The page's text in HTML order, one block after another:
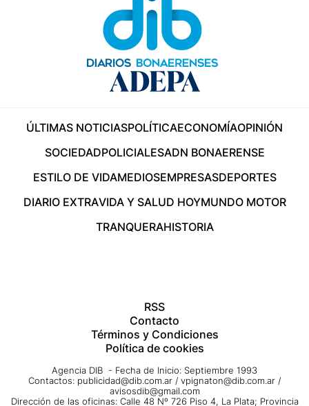
ÚLTIMAS NOTICIASPOLÍTICAECONOMÍAOPINIÓN
SOCIEDADPOLICIALESADN BONAERENSE
ESTILO DE VIDAMEDIOSEMPRESASDEPORTES
DIARIO EXTRAVIDA Y SALUD HOYMUNDO MOTOR
TRANQUERAHISTORIA
RSS
Contacto
Términos y Condiciones
Política de cookies
Agencia DIB - Fecha de Inicio: Septiembre 1993
Contactos: publicidad@dib.com.ar / vpignaton@dib.com.ar /
avisosdib@gmail.com
Dirección de las oficinas: Calle 48 Nº 726 Piso 4, La Plata; Provincia